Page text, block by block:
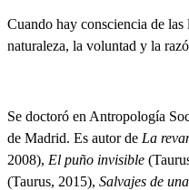
Cuando hay consciencia de
naturaleza, la voluntad y la
Se doctoró en Antropología
de Madrid. Es autor de La
2008), El puño invisible
(Taurus, 2015), Salvajes de